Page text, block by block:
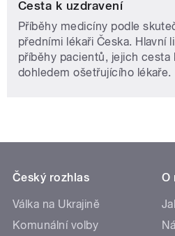
Cesta k uzdravení
Příběhy medicíny podle
předními lékaři Česka. Hlavní
příběhy pacientů, jejich cesta
dohledem ošetřujícího lékaře.
Český rozhlas
Válka na Ukrajině
Komunální volby
O